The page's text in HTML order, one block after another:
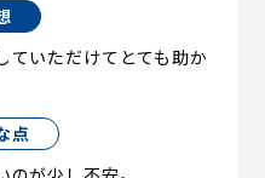
ていただけてとても助か
点